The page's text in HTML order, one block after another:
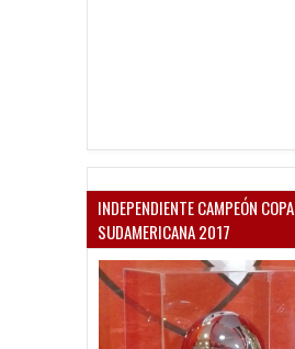
INDEPENDIENTE CAMPEÓN COPA
SUDAMERICANA 2017